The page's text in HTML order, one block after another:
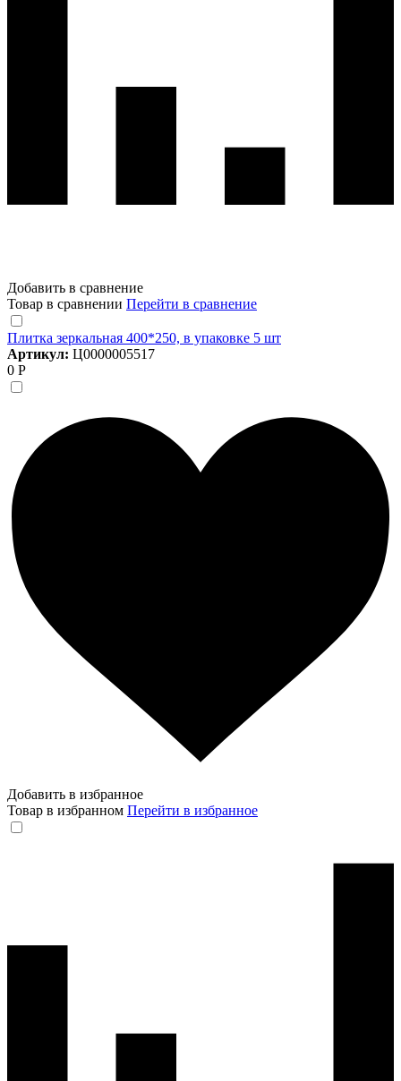
Добавить в сравнение
Товар в сравнении Перейти в сравнение
Плитка зеркальная 400*250, в упаковке 5 шт
Артикул: Ц0000005517
0 Р
Добавить в избранное
Товар в избранном Перейти в избранное